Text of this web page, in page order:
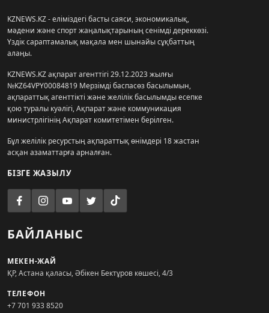
KZNEWS.KZ - еліміздегі басты саяси, экономикалық,
мәдени және спорт жаңалықтарының сенімді дереккөзі.
Үздік сараптамалық мақала мен шынайы сұқбаттың
алаңы.
KZNEWS.KZ ақпарат агенттігі 29.12.2023 жылғы
№KZ64VPY00084819 Мерзімді баспасөз басылымын,
ақпараттық агенттікті және желілік басылымды есепке
қою туралы куәлігі, Ақпарат және коммуникация
министрлігінің Ақпарат комитетімен берілген.
Бұл желілік ресурстың ақпараттық өнімдері 18 жастан
асқан азаматтарға арналған.
БІЗГЕ ЖАЗЫЛУ
БАЙЛАНЫС
МЕКЕН-ЖАЙ
ҚР, Астана қаласы, Әбікен Бектұров көшесі, 4/3
ТЕЛЕФОН
+7 701 933 8520